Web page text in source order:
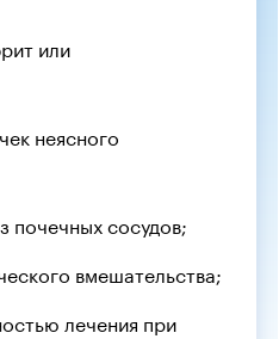
или
неясного
почечных сосудов;
вмешательства;
лечения при